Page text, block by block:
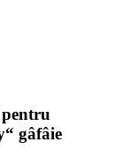
gâfâie